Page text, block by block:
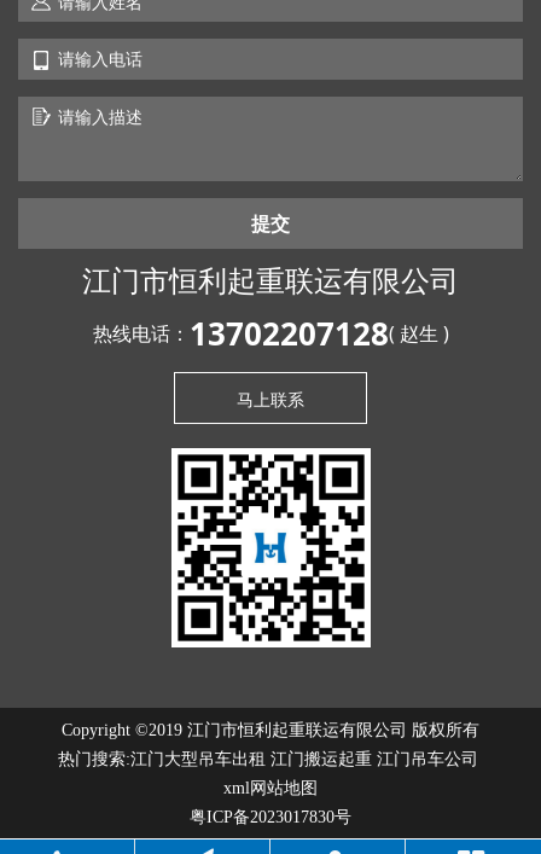
提交
江门市恒利起重联运有限公司
热线电话： 13702207128( 赵生 )
马上联系
Copyright ©2019 江门市恒利起重联运有限公司 版权所有
热门搜索:江门大型吊车出租 江门搬运起重 江门吊车公司
xml网站地图
粤ICP备2023017830号